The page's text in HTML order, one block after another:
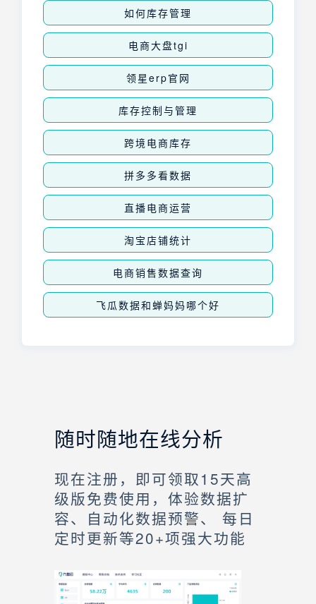
如何库存管理
电商大盘tgi
领星erp官网
库存控制与管理
跨境电商库存
拼多多看数据
直播电商运营
淘宝店铺统计
电商销售数据查询
飞瓜数据和蝉妈妈哪个好
随时随地在线分析
现在注册，即可领取15天高
级版免费使用，体验数据扩
容、自动化数据预警、 每日
定时更新等20+项强大功能